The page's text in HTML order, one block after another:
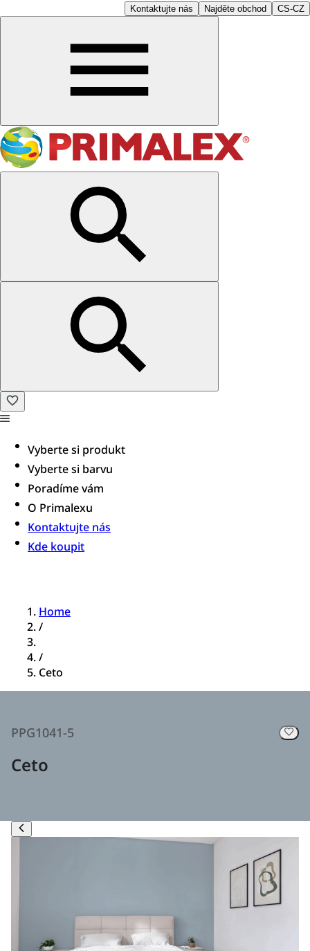
Kontaktujte nás Najděte obchod CS-CZ
Vyberte si produkt
Vyberte si barvu
Poradíme vám​
O Primalexu
Kontaktujte nás
Kde koupit
Home
/
/
Ceto
PPG1041-5
Ceto